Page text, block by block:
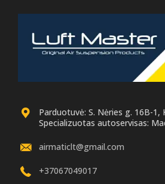
Parduotuvė: S. Nėries g. 16B-1,
Specializuotas autoservisas:
airmaticlt@gmail.com
+37067049017